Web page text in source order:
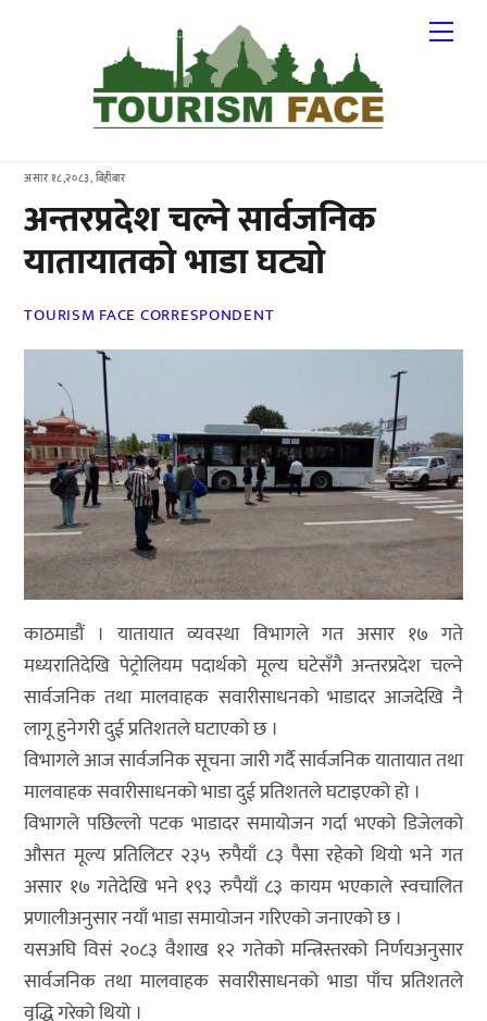
असार १८,२०८३, बिहीबार
अन्तरप्रदेश चल्ने सार्वजनिक
यातायातको भाडा घट्यो
TOURISM FACE CORRESPONDENT
काठमाडौं । यातायात व्यवस्था विभागले गत असार १७ गते
मध्यरातिदेखि पेट्रोलियम पदार्थको मूल्य घटेसँगै अन्तरप्रदेश चल्ने
सार्वजनिक तथा मालवाहक सवारीसाधनको भाडादर आजदेखि नै
लागू हुनेगरी दुई प्रतिशतले घटाएको छ ।
विभागले आज सार्वजनिक सूचना जारी गर्दै सार्वजनिक यातायात तथा
मालवाहक सवारीसाधनको भाडा दुई प्रतिशतले घटाइएको हो ।
विभागले पछिल्लो पटक भाडादर समायोजन गर्दा भएको डिजेलको
औसत मूल्य प्रतिलिटर २३५ रुपैयाँ ८३ पैसा रहेको थियो भने गत
असार १७ गतेदेखि भने १९३ रुपैयाँ ८३ कायम भएकाले स्वचालित
प्रणालीअनुसार नयाँ भाडा समायोजन गरिएको जनाएको छ ।
यसअघि विसं २०८३ वैशाख १२ गतेको मन्त्रिस्तरको निर्णयअनुसार
सार्वजनिक तथा मालवाहक सवारीसाधनको भाडा पाँच प्रतिशतले
वृद्धि गरेको थियो ।